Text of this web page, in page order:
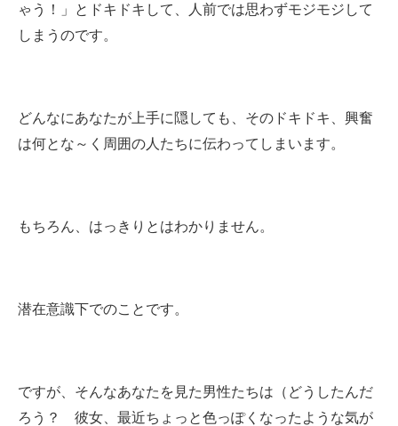
ゃう！」とドキドキして、人前では思わずモジモジして
しまうのです。
どんなにあなたが上手に隠しても、そのドキドキ、興奮
は何とな～く周囲の人たちに伝わってしまいます。
もちろん、はっきりとはわかりません。
潜在意識下でのことです。
ですが、そんなあなたを見た男性たちは（どうしたんだ
ろう？ 彼女、最近ちょっと色っぽくなったような気が